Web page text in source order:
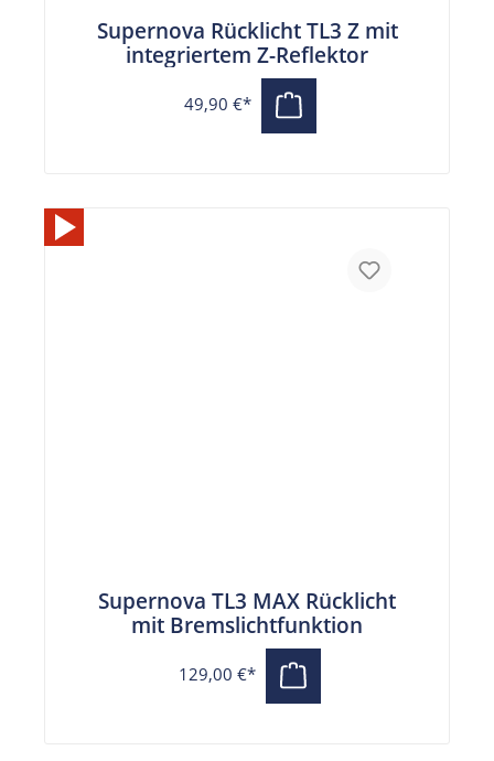
Supernova Rücklicht TL3 Z mit
integriertem Z-Reflektor
49,90 €*
Supernova TL3 MAX Rücklicht
mit Bremslichtfunktion
129,00 €*